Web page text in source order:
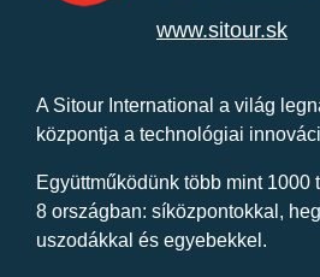
www.sitour.sk
A Sitour International a világ
központja a technológiai
Együttműködünk több mint 1000
8 országban: síközpontokkal,
uszodákkal és egyebekkel.